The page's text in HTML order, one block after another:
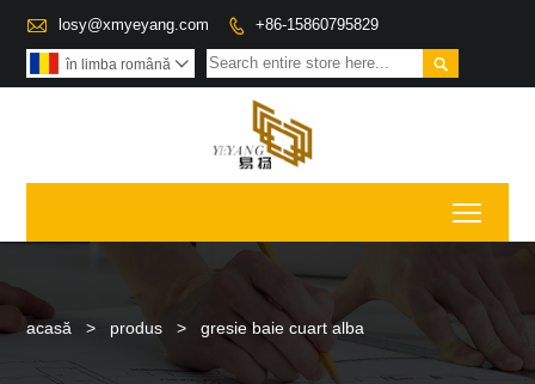
 losy@xmyeyang.com  +86-15860795829

în limba română 
acasă > produs > gresie baie cuart alba